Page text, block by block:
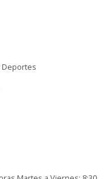
Deportes